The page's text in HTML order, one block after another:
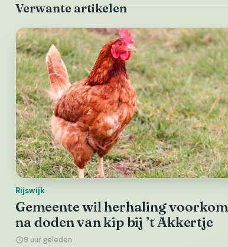
Verwante artikelen
Rijswijk
Gemeente wil herhaling
na doden van kip bij ’t Akkertje
9 uur geleden